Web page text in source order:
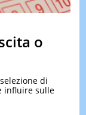
&
TEST
o
di
influire sulle